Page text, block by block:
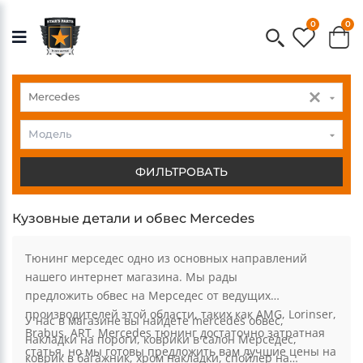
0 0
Mercedes
Модель
ФИЛЬТРОВАТЬ
Кузовные детали и обвес Mercedes
Тюнинг мерседес одно из основных направлений
нашего интернет магазина. Мы рады
предложить обвес на Мерседес от ведущих
производителей этой области, таких как AMG, Lorinser,
Brabus, ART. Mercedes тюнинг достаточно затратная
статья, но мы готовы предложить вам лучшие цены на
У нас в магазине вы найдете mercedes обвес,
накладки на пороги, коврики в салон Мерседес,
коврик в багажник, хром накладки, спойлер на